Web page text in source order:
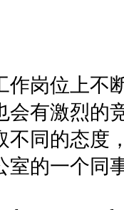
作岗位上不
会有激烈的
不同的态度
室的一个同